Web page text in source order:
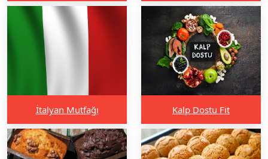
İtalyan Mutfağı Kalp Dostu Fit